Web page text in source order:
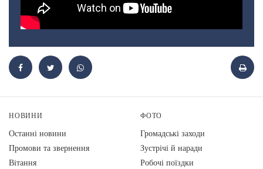
НОВИНИ
Останні новини
Промови та звернення
Вiтання
ФОТО
Громадські заходи
Зустрічі й наради
Робочі поїздки